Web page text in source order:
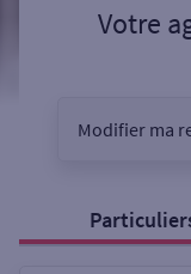
Votre
Modifier ma